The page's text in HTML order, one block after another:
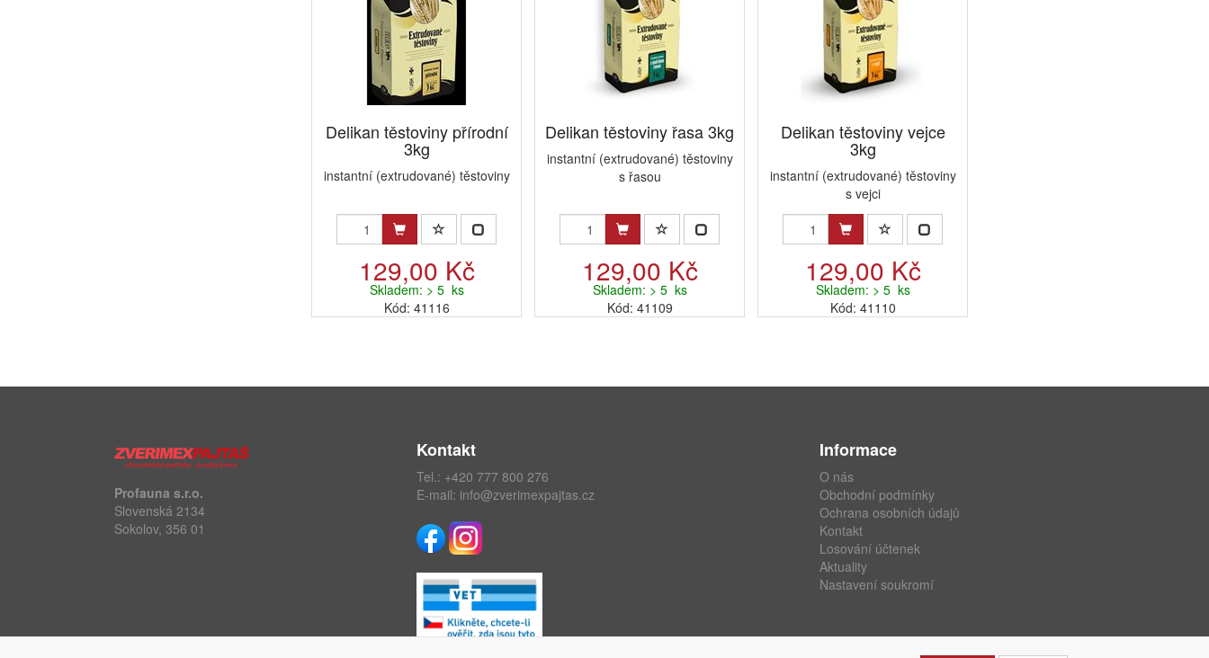
Delikan těstoviny přírodní
3kg
instantní (extrudované) těstoviny
129,00 Kč
Skladem: > 5 ks
Kód: 41116
Delikan těstoviny řasa 3kg
instantní (extrudované) těstoviny
s řasou
129,00 Kč
Skladem: > 5 ks
Kód: 41109
Delikan těstoviny vejce
3kg
instantní (extrudované) těstoviny
s vejci
129,00 Kč
Skladem: > 5 ks
Kód: 41110
Profauna s.r.o.
Slovenská 2134
Sokolov, 356 01
Kontakt
Tel.: +420 777 800 276
E-mail: info@zverimexpajtas.cz
Informace
O nás
Obchodní podmínky
Ochrana osobních údajů
Kontakt
Losování účtenek
Aktuality
Nastavení soukromí